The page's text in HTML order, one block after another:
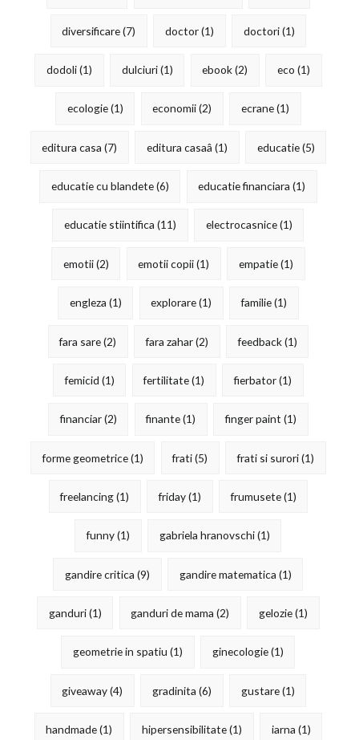
diversificare(7) doctor(1) doctori(1)
dodoli(1) dulciuri(1) ebook(2) eco (1)
ecologie(1) economii(2) ecrane(1)
editura casa (7) editura casaâ (1) educatie(5)
educatie cu blandete(6) educatie financiara (1)
educatie stiintifica (11) electrocasnice(1)
emotii(2) emotii copii(1) empatie(1)
engleza (1) explorare(1) familie(1)
fara sare(2) fara zahar(2) feedback(1)
femicid (1) fertilitate(1) fierbator(1)
financiar(2) finante(1) finger paint (1)
forme geometrice(1) frati(5) frati si surori(1)
freelancing(1) friday(1) frumusete(1)
funny(1) gabriela hranovschi(1)
gandire critica (9) gandire matematica (1)
ganduri(1) ganduri de mama (2) gelozie(1)
geometrie in spatiu (1) ginecologie(1)
giveaway(4) gradinita (6) gustare(1)
handmade(1) hipersensibilitate(1) iarna (1)